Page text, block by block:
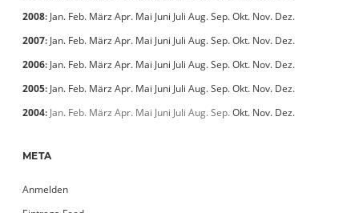
2008: Jan. Feb. März Apr. Mai Juni Juli Aug.Sep.Okt. Nov. Dez.
2007: Jan. Feb. März Apr. Mai Juni Juli Aug.Sep.Okt. Nov. Dez.
2006: Jan. Feb. März Apr. Mai Juni Juli Aug.Sep.Okt. Nov. Dez.
2005: Jan. Feb. März Apr. Mai Juni Juli Aug.Sep.Okt. Nov. Dez.
2004: Jan. Feb. März Apr. Mai Juni Juli Aug.Sep.Okt. Nov. Dez.
META
Anmelden